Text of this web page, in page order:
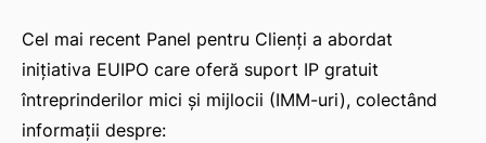
Cel mai recent Panel pentru Clienți a abordat
inițiativa EUIPO care oferă suport IP gratuit
întreprinderilor mici și mijlocii (IMM-uri), colectând
informații despre: